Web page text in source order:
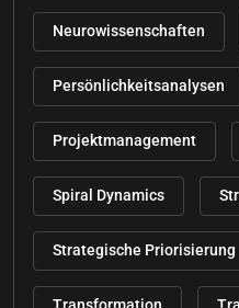
Neurowissenschaften
Persönlichkeitsanalysen
Projektmanagement
Spiral Dynamics
Strategische Priorisierung